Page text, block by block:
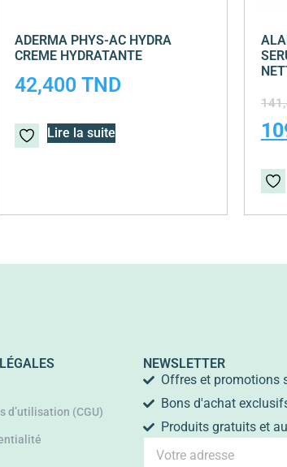
ADERMA PHYS-AC HYDRA
CREME HYDRATANTE
42,400 TND
Lire la suite
d’utilisation (CGU)
NEWSLETTER
Offres et promotions
Bons d'achat
Produits gratuits et